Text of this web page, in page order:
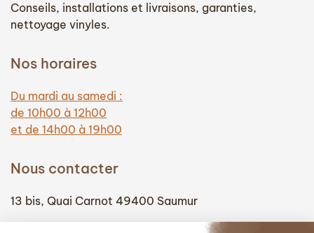
Conseils, installations et livraisons, garanties,
nettoyage vinyles.
Nos horaires
Du mardi au samedi :
de 10h00 à 12h00
et de 14h00 à 19h00
Nous contacter
13 bis, Quai Carnot 49400 Saumur